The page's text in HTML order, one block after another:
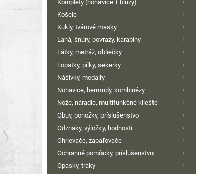
Komplety (nohavice + blúzy)
Košele
Kukly, tvárové masky
Laná, šnúry, povrazy, karabíny
Látky, metráž, obliečky
Lopatky, pílky, sekerky
Nášivky, medaily
Nohavice, bermudy, kombinézy
Nože, náradie, multifunkčné kliešte
Obuv, ponožky, príslušenstvo
Odznaky, výložky, hodnosti
Ohrievače, zapaľovače
Ochranné pomôcky, príslušenstvo
Opasky, traky